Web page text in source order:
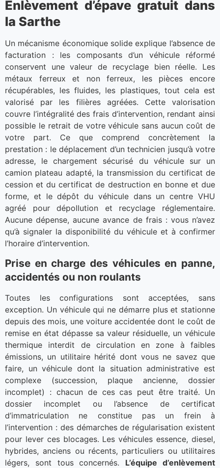
Enlèvement d’épave gratuit dans
la Sarthe
Un mécanisme économique solide explique l’absence de
facturation : les composants d’un véhicule réformé
conservent une valeur de recyclage bien réelle. Les
métaux ferreux et non ferreux, les pièces encore
récupérables, les fluides, les plastiques, tout cela est
valorisé par les filières agréées. Cette valorisation
couvre l’intégralité des frais d’intervention, rendant ainsi
possible le retrait de votre véhicule sans aucun coût de
votre part. Ce que comprend concrètement la
prestation : le déplacement d’un technicien jusqu’à votre
adresse, le chargement sécurisé du véhicule sur un
camion plateau adapté, la transmission du certificat de
cession et du certificat de destruction en bonne et due
forme, et le dépôt du véhicule dans un centre VHU
agréé pour dépollution et recyclage réglementaire.
Aucune dépense, aucune avance de frais : vous n’avez
qu’à signaler la disponibilité du véhicule et à confirmer
l’horaire d’intervention.
Prise en charge des véhicules en panne,
accidentés ou non roulants
Toutes les configurations sont acceptées, sans
exception. Un véhicule qui ne démarre plus et stationne
depuis des mois, une voiture accidentée dont le coût de
remise en état dépasse sa valeur résiduelle, un véhicule
thermique interdit de circulation en zone à faibles
émissions, un utilitaire hérité dont vous ne savez que
faire, un véhicule dont la situation administrative est
complexe (succession, plaque ancienne, dossier
incomplet) : chacun de ces cas peut être traité. Un
dossier incomplet ou l’absence de certificat
d’immatriculation ne constitue pas un frein à
l’intervention : des démarches de régularisation existent
pour lever ces blocages. Les véhicules essence, diesel,
hybrides, anciens ou récents, particuliers ou utilitaires
légers, sont tous concernés. L’équipe d’enlèvement